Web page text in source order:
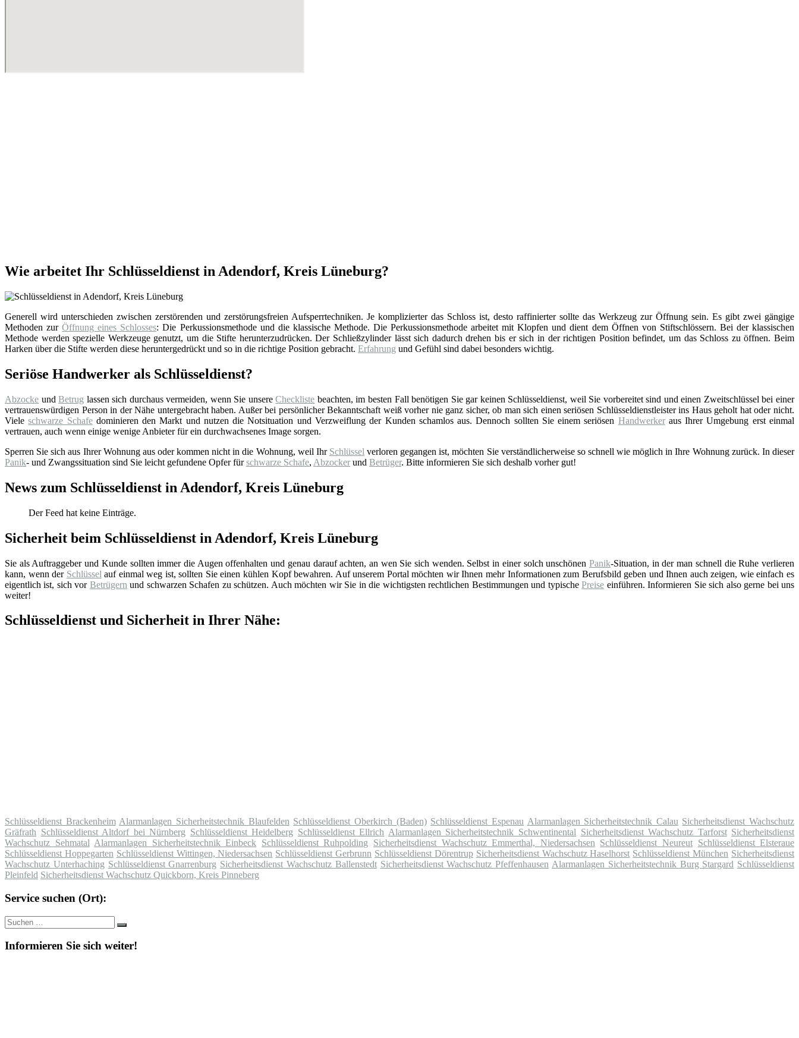
Wie arbeitet Ihr Schlüsseldienst in Adendorf, Kreis Lüneburg?
Generell wird unterschieden zwischen zerstörenden und zerstörungsfreien Aufsperrtechniken. Je komplizierter das Schloss ist, desto raffinierter sollte das Werkzeug zur Öffnung sein. Es gibt zwei gängige
Methoden zurÖffnung eines Schlosses: Die Perkussionsmethode und die klassische Methode. Die Perkussionsmethode arbeitet mit Klopfen und dient dem Öffnen von Stiftschlössern. Bei der klassischen
Methode werden spezielle Werkzeuge genutzt, um die Stifte herunterzudrücken. Der Schließzylinder lässt sich dadurch drehen bis er sich in der richtigen Position befindet, um das Schloss zu öffnen. Beim
Harken über die Stifte werden diese heruntergedrückt und so in die richtige Position gebracht. Erfahrung und Gefühl sind dabei besonders wichtig.
Seriöse Handwerker als Schlüsseldienst?
Abzocke undBetrug lassen sich durchaus vermeiden, wenn Sie unsereCheckliste beachten, im besten Fall benötigen Sie gar keinen Schlüsseldienst, weil Sie vorbereitet sind und einen Zweitschlüssel bei einer
vertrauenswürdigen Person in der Nähe untergebracht haben. Außer bei persönlicher Bekanntschaft weiß vorher nie ganz sicher, ob man sich einen seriösen Schlüsseldienstleister ins Haus geholt hat oder nicht.
Vieleschwarze Schafedominieren den Markt und nutzen die Notsituation und Verzweiflung der Kunden schamlos aus. Dennoch sollten Sie einem seriösen Handwerkeraus Ihrer Umgebung erst einmal
vertrauen, auch wenn einige wenige Anbieter für ein durchwachsenes Image sorgen.
Sperren Sie sich aus Ihrer Wohnung aus oder kommen nicht in die Wohnung, weil Ihr Schlüssel verloren gegangen ist, möchten Sie verständlicherweise so schnell wie möglich in Ihre Wohnung zurück. In dieser
Panik- und Zwangssituation sind Sie leicht gefundene Opfer fürschwarze Schafe, Abzocker und Betrüger. Bitte informieren Sie sich deshalb vorher gut!
News zum Schlüsseldienst in Adendorf, Kreis Lüneburg
Der Feed hat keine Einträge.
Sicherheit beim Schlüsseldienst in Adendorf, Kreis Lüneburg
Sie als Auftraggeber und Kunde sollten immer die Augen offenhalten und genau darauf achten, an wen Sie sich wenden. Selbst in einer solch unschönenPanik-Situation, in der man schnell die Ruhe verlieren
kann, wenn der Schlüssel auf einmal weg ist, sollten Sie einen kühlen Kopf bewahren. Auf unserem Portal möchten wir Ihnen mehr Informationen zum Berufsbild geben und Ihnen auch zeigen, wie einfach es
eigentlich ist, sich vor Betrügern und schwarzen Schafen zu schützen. Auch möchten wir Sie in die wichtigsten rechtlichen Bestimmungen und typischePreise einführen. Informieren Sie sich also gerne bei uns
weiter!
Schlüsseldienst und Sicherheit in Ihrer Nähe:
Schlüsseldienst Brackenheim Alarmanlagen Sicherheitstechnik Blaufelden Schlüsseldienst Oberkirch (Baden) Schlüsseldienst Espenau Alarmanlagen Sicherheitstechnik Calau Sicherheitsdienst Wachschutz
Gräfrath Schlüsseldienst Altdorf bei Nürnberg Schlüsseldienst Heidelberg Schlüsseldienst Ellrich Alarmanlagen Sicherheitstechnik Schwentinental Sicherheitsdienst Wachschutz Tarforst Sicherheitsdienst
Wachschutz Sehmatal Alarmanlagen Sicherheitstechnik Einbeck Schlüsseldienst Ruhpolding Sicherheitsdienst Wachschutz Emmerthal, Niedersachsen Schlüsseldienst Neureut Schlüsseldienst Elsteraue
Schlüsseldienst Hoppegarten Schlüsseldienst Wittingen, Niedersachsen Schlüsseldienst Gerbrunn Schlüsseldienst Dörentrup Sicherheitsdienst Wachschutz Haselhorst Schlüsseldienst München Sicherheitsdienst
Wachschutz Unterhaching Schlüsseldienst Gnarrenburg Sicherheitsdienst Wachschutz Ballenstedt Sicherheitsdienst Wachschutz Pfeffenhausen Alarmanlagen Sicherheitstechnik Burg Stargard Schlüsseldienst
Pleinfeld Sicherheitsdienst Wachschutz Quickborn, Kreis Pinneberg
Service suchen (Ort):
Suche
nach:
Suchen
Informieren Sie sich weiter!